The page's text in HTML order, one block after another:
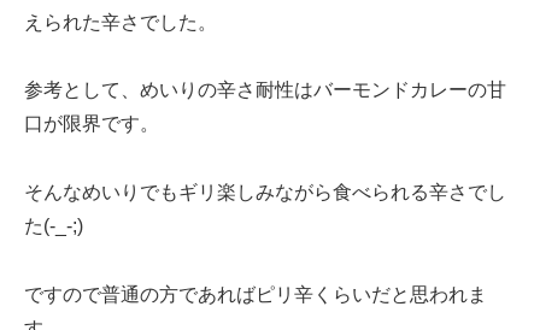
えられた辛さでした。
参考として、めいりの辛さ耐性はバーモンドカレーの甘
口が限界です。
そんなめいりでもギリ楽しみながら食べられる辛さでし
た(-_-;)
ですので普通の方であればピリ辛くらいだと思われま